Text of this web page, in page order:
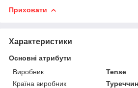
Приховати
Характеристики
Основні атрибути
Виробник
Tense
Країна виробник